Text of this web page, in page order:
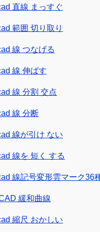
直線 まっすぐ
範囲 切り取り
線 つなげる
線 伸ばす
線 分割 交点
線 分断
線が引け ない
線を 短く する
線記号変形雲マーク36
緩和曲線
縮尺 おかしい